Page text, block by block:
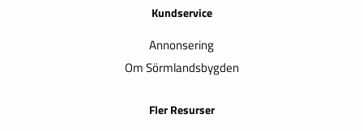
Kundservice
Annonsering
Om Sörmlandsbygden
Fler Resurser